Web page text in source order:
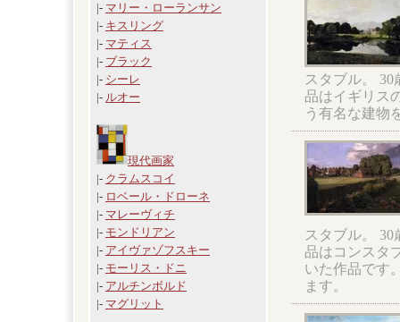
|- マリー・ローランサン
|- キスリング
|- マティス
|- ブラック
|- シーレ
|- ルオー
現代画家
|- クラムスコイ
|- ロベール・ドローネ
|- マレーヴィチ
|- モンドリアン
|- アイヴァゾフスキー
|- モーリス・ドニ
|- アルチンボルド
|- マグリット
スタブル。
品はイギリス
う有名な建物
スタブル。
品はコンスタ
いた作品です
ます。